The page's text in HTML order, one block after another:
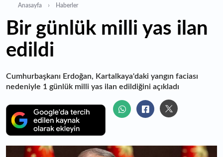
Anasayfa Haberler
Bir günlük milli yas ilan
edildi
Cumhurbaşkanı Erdoğan, Kartalkaya'daki yangın faciası
nedeniyle 1 günlük milli yas ilan edildiğini açıkladı